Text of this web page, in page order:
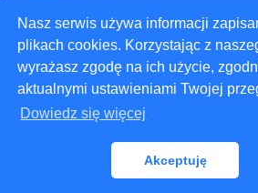
Nasz serwis używa informacji
plikach cookies. Korzystając z
wyrażasz zgodę na ich użycie,
aktualnymi ustawieniami Twojej
Dowiedz się więcej
Akceptuję